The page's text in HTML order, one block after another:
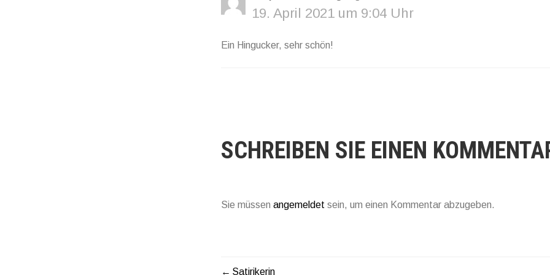
19. April 2021 um 9:04 Uhr
Ein Hingucker, sehr schön!
SCHREIBEN SIE EINEN
Sie müssen angemeldet sein, um einen Kommentar abzugeben.
Satirikerin